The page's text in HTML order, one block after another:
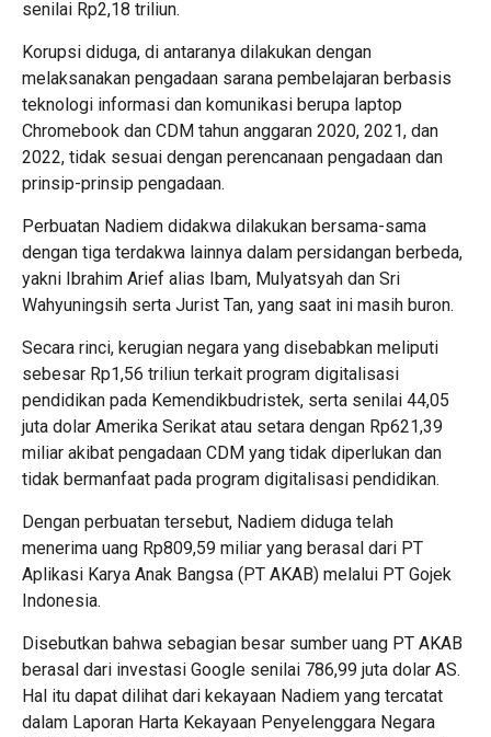
senilai Rp2,18 triliun.
Korupsi diduga, di antaranya dilakukan dengan
melaksanakan pengadaan sarana pembelajaran berbasis
teknologi informasi dan komunikasi berupa laptop
Chromebook dan CDM tahun anggaran 2020, 2021, dan
2022, tidak sesuai dengan perencanaan pengadaan dan
prinsip-prinsip pengadaan.
Perbuatan Nadiem didakwa dilakukan bersama-sama
dengan tiga terdakwa lainnya dalam persidangan berbeda,
yakni Ibrahim Arief alias Ibam, Mulyatsyah dan Sri
Wahyuningsih serta Jurist Tan, yang saat ini masih buron.
Secara rinci, kerugian negara yang disebabkan meliputi
sebesar Rp1,56 triliun terkait program digitalisasi
pendidikan pada Kemendikbudristek, serta senilai 44,05
juta dolar Amerika Serikat atau setara dengan Rp621,39
miliar akibat pengadaan CDM yang tidak diperlukan dan
tidak bermanfaat pada program digitalisasi pendidikan.
Dengan perbuatan tersebut, Nadiem diduga telah
menerima uang Rp809,59 miliar yang berasal dari PT
Aplikasi Karya Anak Bangsa (PT AKAB) melalui PT Gojek
Indonesia.
Disebutkan bahwa sebagian besar sumber uang PT AKAB
berasal dari investasi Google senilai 786,99 juta dolar AS.
Hal itu dapat dilihat dari kekayaan Nadiem yang tercatat
dalam Laporan Harta Kekayaan Penyelenggara Negara